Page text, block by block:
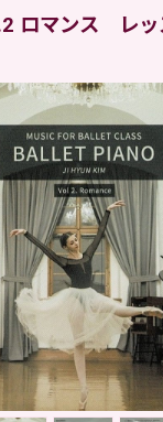
ロマンス レッ